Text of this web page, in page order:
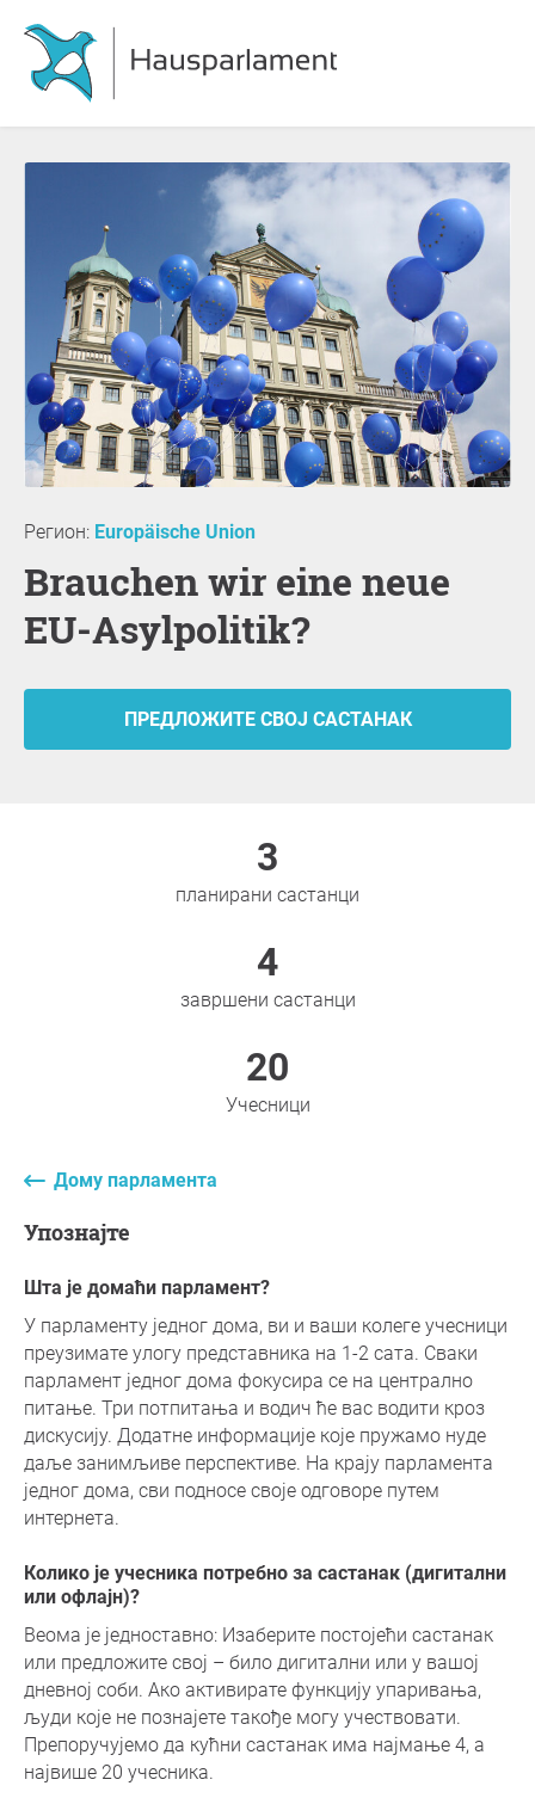
Регион: Europäische Union
Brauchen wir eine neue
EU-Asylpolitik?
ПРЕДЛОЖИТЕ СВОЈ САСТАНАК
3
планирани састанци
4
завршени састанци
20
Учесници
Дому парламента
Упознајте
Шта је домаћи парламент?
У парламенту једног дома, ви и ваши колеге учесници
преузимате улогу представника на 1-2 сата. Сваки
парламент једног дома фокусира се на централно
питање. Три потпитања и водич ће вас водити кроз
дискусију. Додатне информације које пружамо нуде
даље занимљиве перспективе. На крају парламента
једног дома, сви подносе своје одговоре путем
интернета.
Колико је учесника потребно за састанак (дигитални
или офлајн)?
Веома је једноставно: Изаберите постојећи састанак
или предложите свој – било дигитални или у вашој
дневној соби. Ако активирате функцију упаривања,
људи које не познајете такође могу учествовати.
Препоручујемо да кућни састанак има најмање 4, а
највише 20 учесника.